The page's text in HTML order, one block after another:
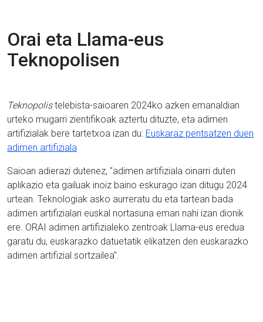
Orai eta Llama-eus
Teknopolisen
Teknopolistelebista-saioaren 2024ko azken emanaldian
urteko mugarri zientifikoak aztertu dituzte, eta adimen
artifizialak bere tartetxoa izan du: Euskaraz pentsatzen duen
adimen artifiziala
Saioan adierazi dutenez, "adimen artifiziala oinarri duten
aplikazio eta gailuak inoiz baino eskurago izan ditugu 2024
urtean. Teknologiak asko aurreratu du eta tartean bada
adimen artifizialari euskal nortasuna eman nahi izan dionik
ere. ORAI adimen artifizialeko zentroak Llama-eus eredua
garatu du, euskarazko datuetatik elikatzen den euskarazko
adimen artifizial sortzailea".